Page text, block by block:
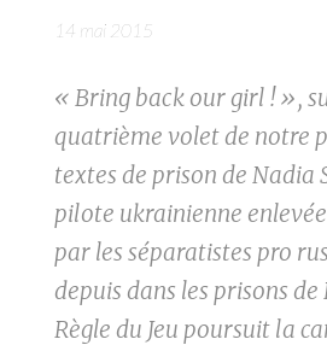
14 mai 2015
« Bring back our girl ! »,
quatrième volet de notre
textes de prison de Nadia
pilote ukrainienne
par les séparatistes pro
depuis dans les prisons de
Règle du Jeu poursuit la